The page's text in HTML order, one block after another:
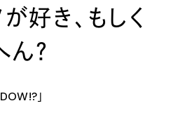
好き、もしく
？
」